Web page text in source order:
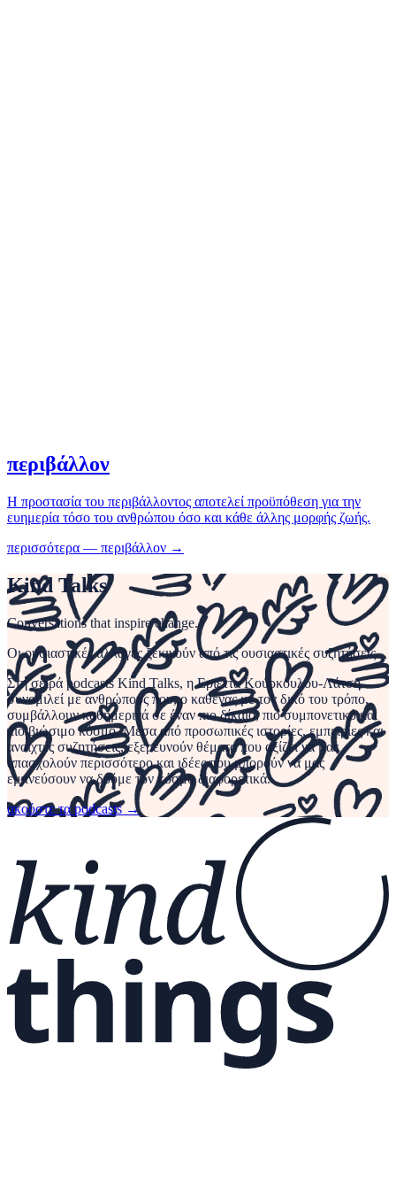
περιβάλλον
Η προστασία του περιβάλλοντος αποτελεί προϋπόθεση για την
ευημερία τόσο του ανθρώπου όσο και κάθε άλλης μορφής ζωής.
περισσότερα — περιβάλλον →
Kind Talks
Conversations that inspire change.
Οι ουσιαστικές αλλαγές ξεκινούν από τις ουσιαστικές συζητήσεις.
Στη σειρά podcasts Kind Talks, η Εριέττα Κούρκουλου-Λάτση
συνομιλεί με ανθρώπους που, ο καθένας με τον δικό του τρόπο,
συμβάλλουν καθημερινά σε έναν πιο δίκαιο, πιο συμπονετικό και
πιο βιώσιμο κόσμο. Μέσα από προσωπικές ιστορίες, εμπειρίες και
ανοιχτές συζητήσεις, εξερευνούν θέματα που αξίζει να μας
απασχολούν περισσότερο και ιδέες που μπορούν να μας
εμπνεύσουν να δούμε τον κόσμο διαφορετικά.
ακούστε τα podcasts→